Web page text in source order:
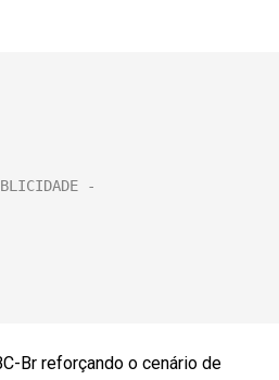
Br reforçando o cenário de